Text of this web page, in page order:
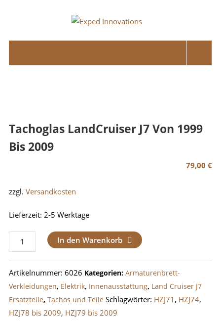
Exped
Tachoglas LandCruiser J7 Von 1999
Bis 2009
79,00€
zzgl. Versandkosten
Lieferzeit: 2-5 Werktage
Tachoglas
LandCruiser
J7
von
1999
bis
2009
In den Warenkorb
Artikelnummer: 6026 Kategorien: Armaturenbrett-
Verkleidungen, Elektrik, Innenausstattung, Land Cruiser J7
Ersatzteile, Tachos und Teile Schlagwörter: HZJ71 , HZJ74,
HZJ78 bis 2009, HZJ79 bis 2009